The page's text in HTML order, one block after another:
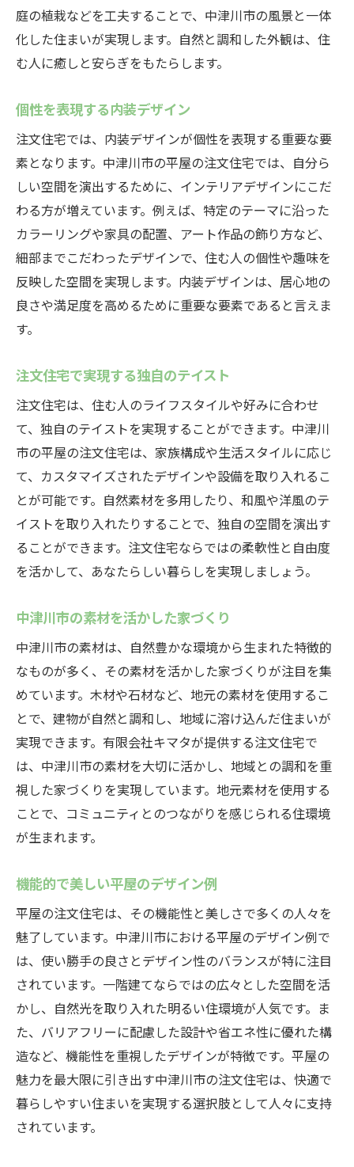
庭の植栽などを工夫することで、中津川市の風景と一体
化した住まいが実現します。自然と調和した外観は、住
む人に癒しと安らぎをもたらします。
個性を表現する内装デザイン
注文住宅では、内装デザインが個性を表現する重要な要
素となります。中津川市の平屋の注文住宅では、自分ら
しい空間を演出するために、インテリアデザインにこだ
わる方が増えています。例えば、特定のテーマに沿った
カラーリングや家具の配置、アート作品の飾り方など、
細部までこだわったデザインで、住む人の個性や趣味を
反映した空間を実現します。内装デザインは、居心地の
良さや満足度を高めるために重要な要素であると言えま
す。
注文住宅で実現する独自のテイスト
注文住宅は、住む人のライフスタイルや好みに合わせ
て、独自のテイストを実現することができます。中津川
市の平屋の注文住宅は、家族構成や生活スタイルに応じ
て、カスタマイズされたデザインや設備を取り入れるこ
とが可能です。自然素材を多用したり、和風や洋風のテ
イストを取り入れたりすることで、独自の空間を演出す
ることができます。注文住宅ならではの柔軟性と自由度
を活かして、あなたらしい暮らしを実現しましょう。
中津川市の素材を活かした家づくり
中津川市の素材は、自然豊かな環境から生まれた特徴的
なものが多く、その素材を活かした家づくりが注目を集
めています。木材や石材など、地元の素材を使用するこ
とで、建物が自然と調和し、地域に溶け込んだ住まいが
実現できます。有限会社キマタが提供する注文住宅で
は、中津川市の素材を大切に活かし、地域との調和を重
視した家づくりを実現しています。地元素材を使用する
ことで、コミュニティとのつながりを感じられる住環境
が生まれます。
機能的で美しい平屋のデザイン例
平屋の注文住宅は、その機能性と美しさで多くの人々を
魅了しています。中津川市における平屋のデザイン例で
は、使い勝手の良さとデザイン性のバランスが特に注目
されています。一階建てならではの広々とした空間を活
かし、自然光を取り入れた明るい住環境が人気です。ま
た、バリアフリーに配慮した設計や省エネ性に優れた構
造など、機能性を重視したデザインが特徴です。平屋の
魅力を最大限に引き出す中津川市の注文住宅は、快適で
暮らしやすい住まいを実現する選択肢として人々に支持
されています。